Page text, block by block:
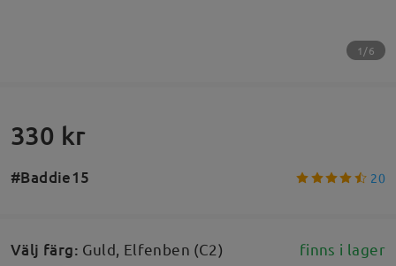
1/6
330 kr
#Baddie15 20
Välj färg: Guld, Elfenben (C2) finns i lager